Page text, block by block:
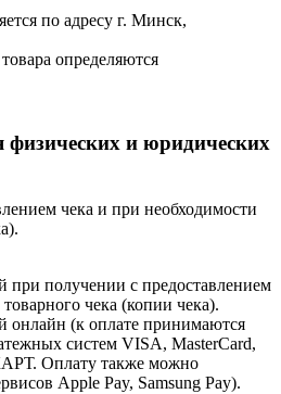
по адресу г. Минск,
определяются
и юридических
чека и при необходимости
при получении с предоставлением
чека (копии чека).
онлайн (к оплате принимаются
систем VISA, MasterCard,
Оплату также можно
Apple Pay, Samsung Pay).